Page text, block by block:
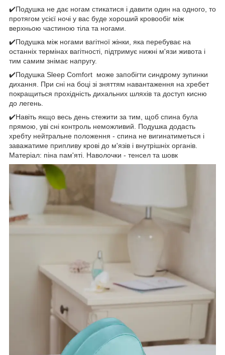
✔️Подушка не дає ногам стикатися і давити один на одного, то
протягом усієї ночі у вас буде хороший кровообіг між
верхньою частиною тіла та ногами.
✔️Подушка між ногами вагітної жінки, яка перебуває на
останніх термінах вагітності, підтримує нижні м'язи живота і
тим самим знімає напругу.
✔️Подушка Sleep Comfort може запобігти синдрому зупинки
дихання. При сні на боці зі зняттям навантаження на хребет
покращиться прохідність дихальних шляхів та доступ кисню
до легень.
✔️Навіть якщо весь день стежити за тим, щоб спина була
прямою, уві сні контроль неможливий. Подушка додасть
хребту нейтральне положення - спина не вигинатиметься і
заважатиме припливу крові до м'язів і внутрішніх органів.
Матеріал: піна пам'яті. Наволочки - тенсел та шовк